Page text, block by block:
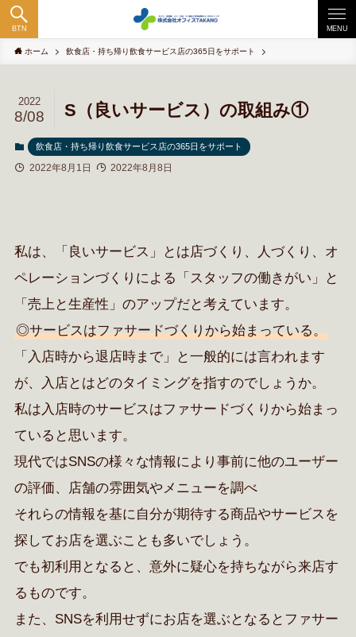
BTN MENU
ホーム 飲食店・持ち帰り飲食サービス店の365日をサポート
S（良いサービス）の取組み①
2022
8/08
飲食店・持ち帰り飲食サービス店の365日をサポート
2022年8月1日 2022年8月8日
私は、「良いサービス」とは店づくり、人づくり、オ
ペレーションづくりによる「スタッフの働きがい 」と
「売上と生産性」のアップだと考えています。
◎サービスはファサードづくりから始まっている。
「入店時から退店時まで」と一般的には言われます
が、入店とはどのタイミングを指すのでしょうか。
私は入店時のサービスはファサードづくりから始まっ
ていると思います。
現代ではSNSの様々な情報により事前に他のユーザー
の評価、店舗の雰囲気やメニューを調べ
それらの情報を基に自分が期待する商品やサービスを
探してお店を選ぶことも多いでしょう。
でも初利用となると、意外に疑心を持ちながら来店す
るものです。
また、SNSを利用せずにお店を選ぶとなるとファサー